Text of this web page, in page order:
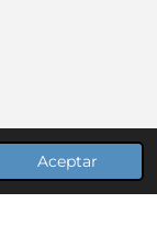
Aceptar